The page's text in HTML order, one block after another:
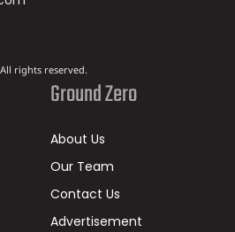
rights reserved.
Ground Zero
About Us
Our Team
Contact Us
Advertisement